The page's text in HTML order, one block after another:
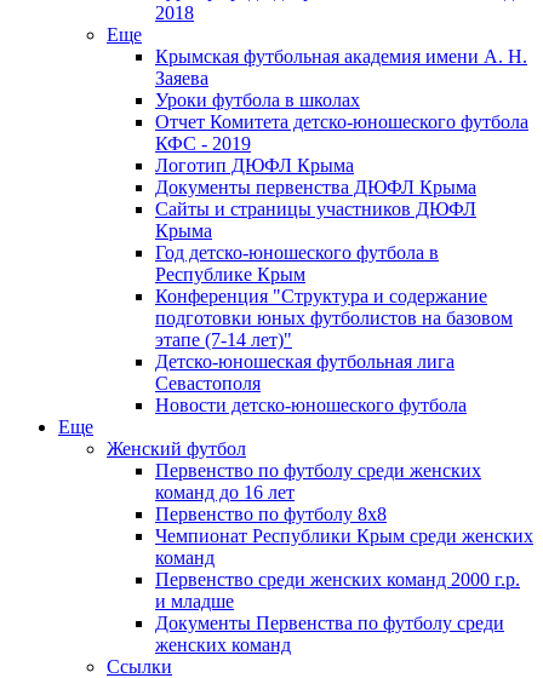
2018
Еще
Крымская футбольная академия имени А. Н.
Заяева
Уроки футбола в школах
Отчет Комитета детско-юношеского футбола
КФС - 2019
Логотип ДЮФЛ Крыма
Документы первенства ДЮФЛ Крыма
Сайты и страницы участников ДЮФЛ
Крыма
Год детско-юношеского футбола в
Республике Крым
Конференция "Структура и содержание
подготовки юных футболистов на базовом
этапе (7-14 лет)"
Детско-юношеская футбольная лига
Севастополя
Новости детско-юношеского футбола
Еще
Женский футбол
Первенство по футболу среди женских
команд до 16 лет
Первенство по футболу 8х8
Чемпионат Республики Крым среди женских
команд
Первенство среди женских команд 2000 г.р.
и младше
Документы Первенства по футболу среди
женских команд
Ссылки